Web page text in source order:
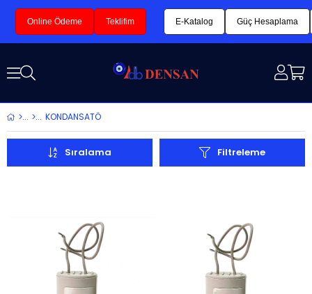
Online Ödeme Teklifim E-Katalog Güç Hesaplama
KONDANSATÖ
Filtreleme
Sıralama